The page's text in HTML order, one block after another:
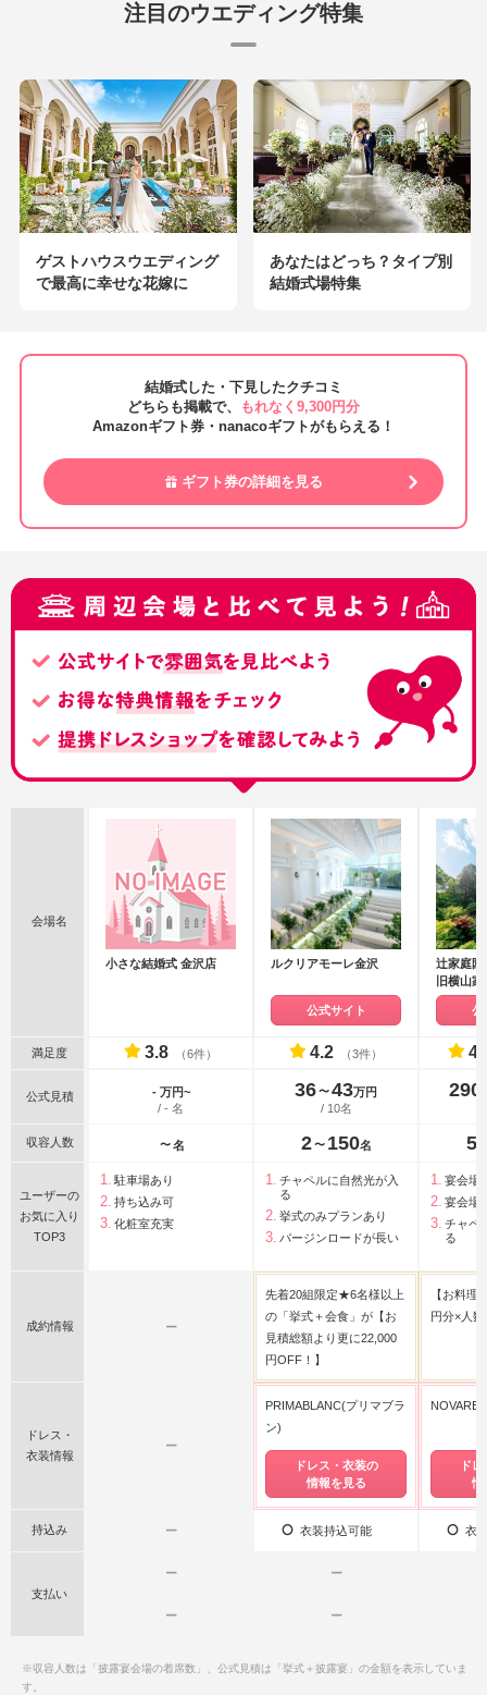
注目のウエディング特集
ゲストハウスウエディング
で最高に幸せな花嫁に
あなたはどっち？タイプ別
結婚式場特集
結婚式した・下見したクチコミ
どちらも掲載で、
もれなく9,300円分
Amazonギフト券・nanacoギフトがもらえる！
ギフト券の詳細を見る
会場名
小さな結婚式 金沢店 ルクリアモーレ金沢
公式サイト
辻家庭園
旧横山
沢市指定
公
満足度 3.8 （6件） 4.2 （3件）
公式見積
- 万円~
/ - 名
36〜43万円
/ 10名
290
収容人数 〜 名 2 〜 150名 5
ユーザーの
お気に入り
TOP3
駐車場あり
持ち込み可
化粧室充実
チャペルに自然光が入
る
挙式のみプランあり
バージンロードが長い
宴会場
宴会場
チャペ
る
成約情報 ー
先着20組限定★6名様以上
の「挙式＋会食」が【お
見積総額より更に22,000
円OFF！】
【お料理
円分×人
ドレス・
衣装情報
ー
PRIMABLANC(プリマブラ
ン)
ドレス・衣装の
情報を見る
ド
情
持込み ー 衣装持込可能 衣
支払い
ー ー
ー ー
※収容人数は「披露宴会場の着席数」、公式見積は「挙式＋披露宴」の金額を表示していま
す。